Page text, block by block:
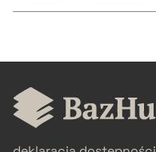
CZYSTY TEKST
pobierz cytat